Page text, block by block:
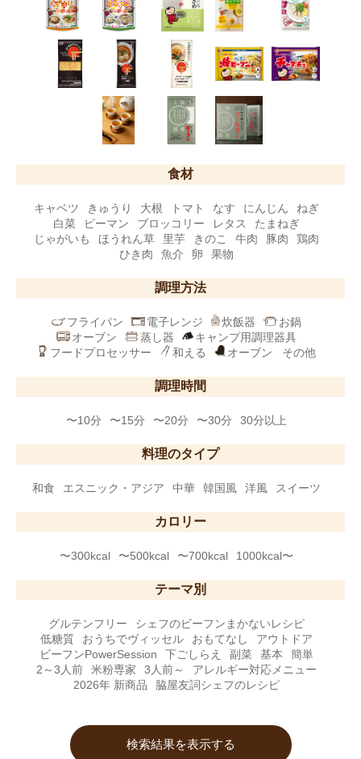
食材
キャベツ きゅうり 大根 トマト なす にんじん
ねぎ
白菜
ピーマン ブロッコリー レタス
たまねぎ
じゃがいも
ほうれん草 里芋 きのこ 牛肉 豚肉
鶏肉
ひき肉
魚介 卵 果物
調理方法
フライパン 電子レンジ 炊飯器
お鍋
オーブン
蒸し器
キャンプ用調理器具
フードプロセッサー
和える オーブン その他
調理時間
〜10分 〜15分 〜20分 〜30分 30分以上
料理のタイプ
和食 エスニック・アジア 中華 韓国風 洋風 スイーツ
カロリー
〜300kcal 〜500kcal 〜700kcal 1000kcal〜
テーマ別
グルテンフリー
シェフのビーフンまかないレシピ
低糖質
おうちでヴィッセル おもてなし
アウトドア
ビーフンPowerSession
下ごしらえ 副菜 基本
簡単
2～3人前
米粉専家 3人前～
アレルギー対応メニュー
2026年 新商品
脇屋友詞シェフのレシピ